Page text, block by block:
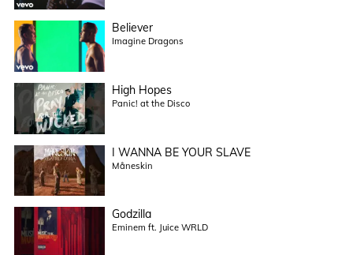
Believer
Imagine Dragons
High Hopes
Panic! at the Disco
I WANNA BE YOUR SLAVE
Måneskin
Godzilla
Eminem ft. Juice WRLD